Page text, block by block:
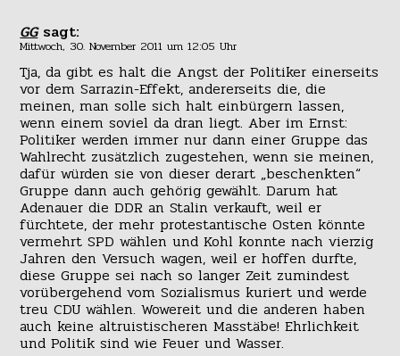
GG sagt:
Mittwoch, 30. November 2011 um 12:05 Uhr
Tja, da gibt es halt die Angst der Politiker einerseits
vor dem Sarrazin-Effekt, andererseits die, die
meinen, man solle sich halt einbürgern lassen,
wenn einem soviel da dran liegt. Aber im Ernst:
Politiker werden immer nur dann einer Gruppe das
Wahlrecht zusätzlich zugestehen, wenn sie meinen,
dafür würden sie von dieser derart „beschenkten“
Gruppe dann auch gehörig gewählt. Darum hat
Adenauer die DDR an Stalin verkauft, weil er
fürchtete, der mehr protestantische Osten könnte
vermehrt SPD wählen und Kohl konnte nach vierzig
Jahren den Versuch wagen, weil er hoffen durfte,
diese Gruppe sei nach so langer Zeit zumindest
vorübergehend vom Sozialismus kuriert und werde
treu CDU wählen. Wowereit und die anderen haben
auch keine altruistischeren Masstäbe! Ehrlichkeit
und Politik sind wie Feuer und Wasser.